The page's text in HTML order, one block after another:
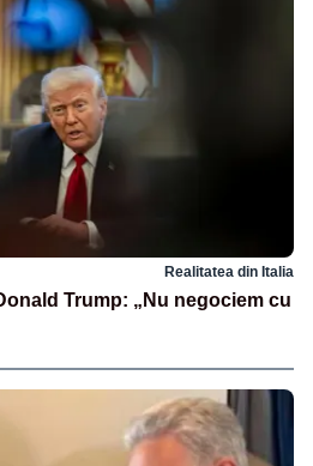
Realitatea din Italia
Trump: „Nu negociem cu